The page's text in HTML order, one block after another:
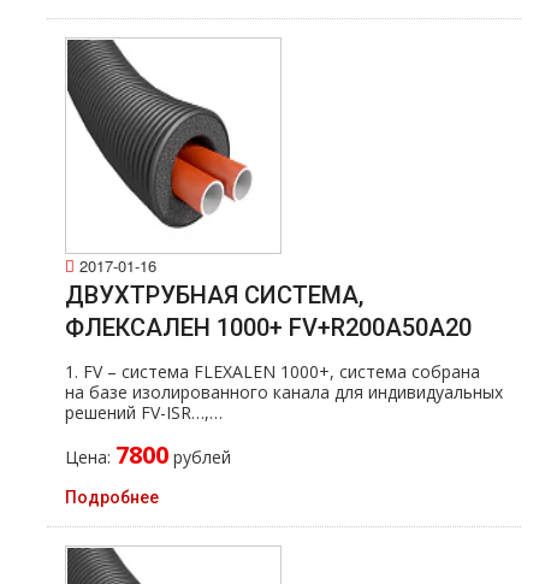
2017-01-16
ДВУХТРУБНАЯ СИСТЕМА,
ФЛЕКСАЛЕН 1000+ FV+R200A50A20
1. FV – система FLEXALEN 1000+, система собрана
на базе изолированного канала для индивидуальных
решений FV-ISR…,…
Цена: 7800 рублей
Подробнее